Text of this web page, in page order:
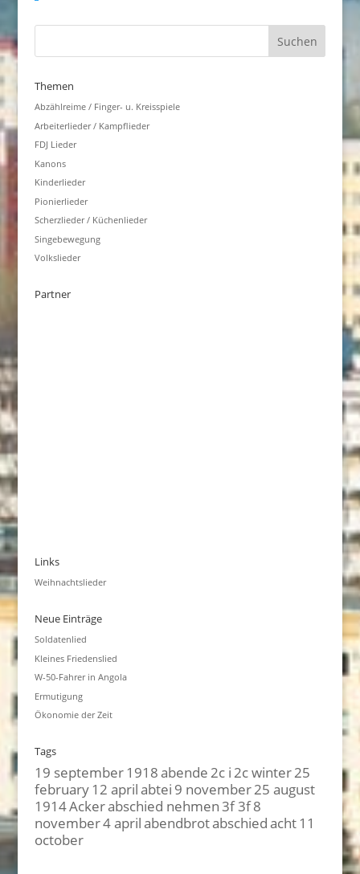
Themen
Abzählreime / Finger- u. Kreisspiele
Arbeiterlieder / Kampflieder
FDJ Lieder
Kanons
Kinderlieder
Pionierlieder
Scherzlieder / Küchenlieder
Singebewegung
Volkslieder
Partner
Links
Weihnachtslieder
Neue Einträge
Soldatenlied
Kleines Friedenslied
W-50-Fahrer in Angola
Ermutigung
Ökonomie der Zeit
Tags
19 september1918abende2c i2c winter25
february12 aprilabtei 9 november25 august
1914Ackerabschied nehmen3f 3f8
november4 aprilabendbrotabschiedacht11
october